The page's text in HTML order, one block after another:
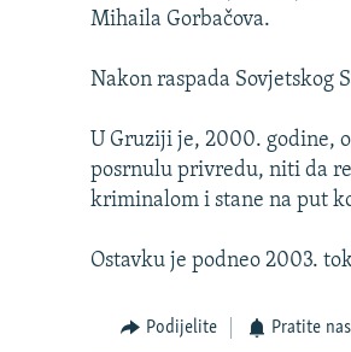
Mihaila Gorbačova.
Nakon raspada Sovjetskog
U Gruziji je, 2000. godine,
posrnulu privredu, niti da
kriminalom i stane na put
Ostavku je podneo 2003.
Podijelite Pratite nas